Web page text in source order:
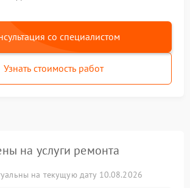
со специалистом
Узнать стоимость работ
на услуги ремонта
на текущую дату 10.08.2026